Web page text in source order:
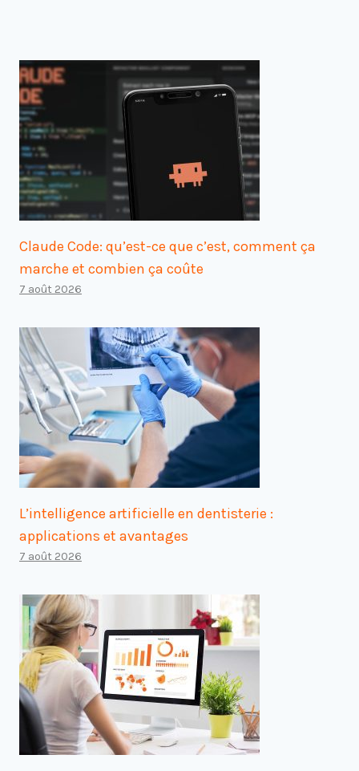
Claude Code: qu’est-ce que c’est, comment ça
marche et combien ça coûte
7 août 2026
L’intelligence artificielle en dentisterie :
applications et avantages
7 août 2026